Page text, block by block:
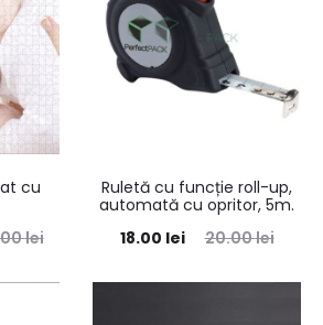
cu
lei
Ruletă cu funcție roll-up,
automată cu opritor, 5m.
20.00lei
18.00 lei